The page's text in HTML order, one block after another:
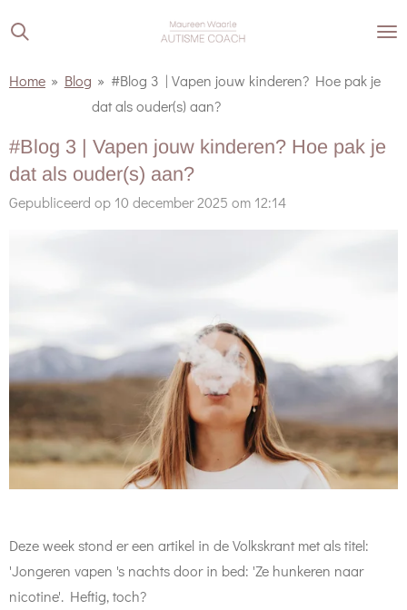
Ga
direct
Home » Blog » #Blog 3 | Vapen jouw kinderen? Hoe pak je
dat als ouder(s) aan?
#Blog 3 | Vapen jouw kinderen? Hoe pak je
dat als ouder(s) aan?
Gepubliceerd op 10 december 2025 om 12:14
Deze week stond er een artikel in de Volkskrant met als titel:
'Jongeren vapen 's nachts door in bed: 'Ze hunkeren naar
nicotine'. Heftig, toch?